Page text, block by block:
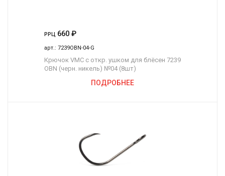
РРЦ 660 ₽
арт.: 7239OBN-04-G
Крючок VMC с откр. ушком для блёсен 7239
OBN (черн. никель) №04 (8шт)
ПОДРОБНЕЕ